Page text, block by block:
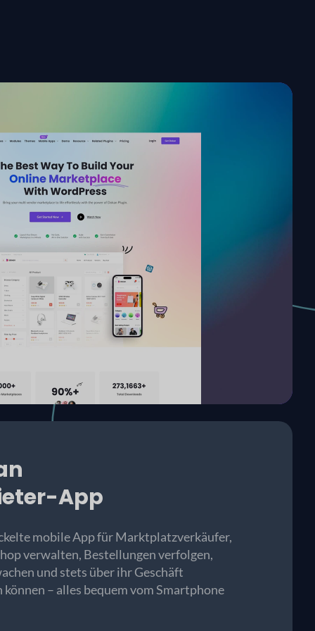
App
mobile App für Marktplatzverkäufer,
verwalten, Bestellungen verfolgen,
und stets über ihr Geschäft
– alles bequem vom Smartphone